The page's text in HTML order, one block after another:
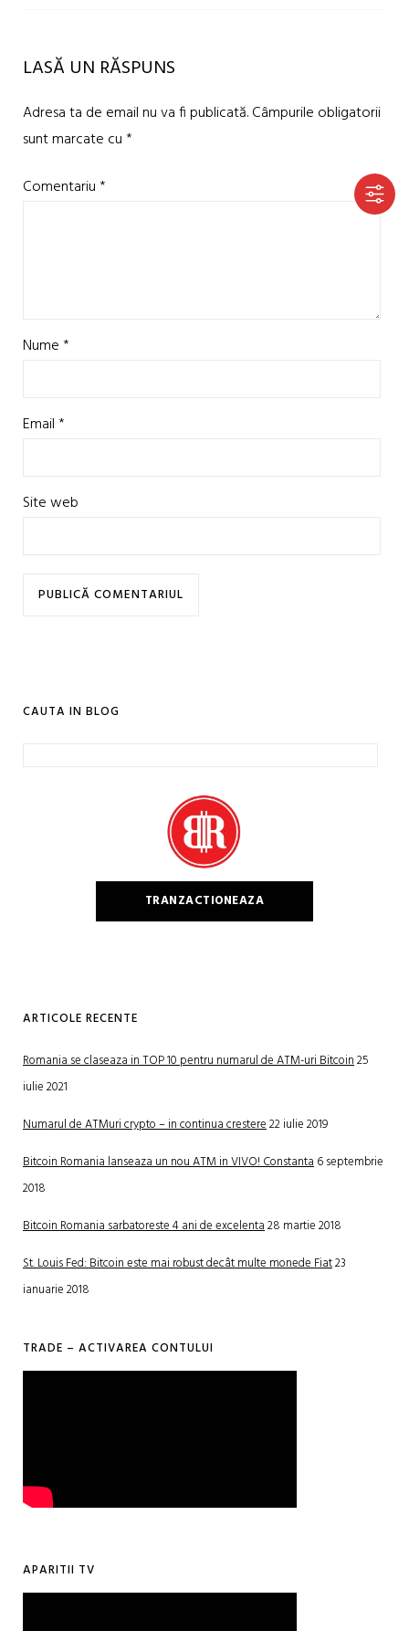
LASĂ UN RĂSPUNS
Adresa ta de email nu va fi publicată.Câmpurile obligatorii
sunt marcate cu*
Comentariu*
Nume*
Email*
Site web
CAUTA IN BLOG
TRANZACTIONEAZA
ARTICOLE RECENTE
Romania se claseaza in TOP 10 pentru numarul de ATM-uri Bitcoin25
iulie 2021
Numarul de ATMuri crypto – in continua crestere22 iulie 2019
Bitcoin Romania lanseaza un nou ATM in VIVO! Constanta6 septembrie
2018
Bitcoin Romania sarbatoreste 4 ani de excelenta28 martie 2018
St. Louis Fed: Bitcoin este mai robust decât multe monede Fiat23
ianuarie 2018
TRADE – ACTIVAREA CONTULUI
APARITII TV